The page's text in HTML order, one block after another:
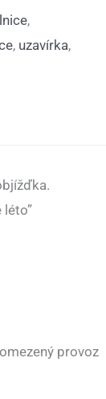
,
, uzavírka,
provoz